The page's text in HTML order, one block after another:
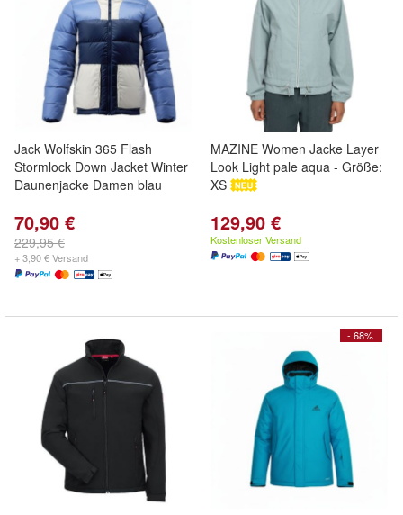
Jack Wolfskin 365 Flash
Stormlock Down Jacket Winter
Daunenjacke Damen blau
70,90 €
229,95 €
+ 3,90 € Versand
MAZINE Women Jacke Layer
Look Light pale aqua - Größe:
XS
129,90 €
Kostenloser Versand
- 68%